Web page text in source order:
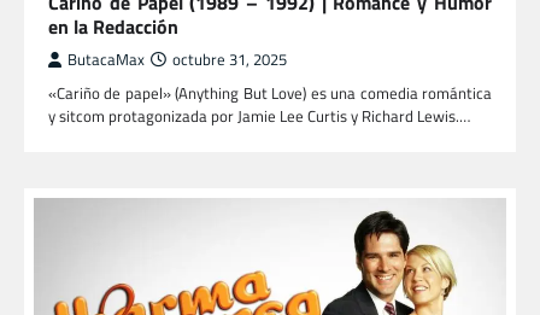
en la Redacción
ButacaMax octubre 31, 2025
«Cariño de papel» (Anything But Love) es una comedia romántica
y sitcom protagonizada por Jamie Lee Curtis y Richard Lewis.…